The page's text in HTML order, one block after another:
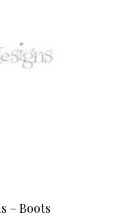
– Boots